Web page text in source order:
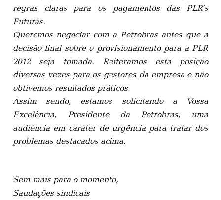
regras claras para os pagamentos das PLR’s
Futuras.
Queremos negociar com a Petrobras antes que a
decisão final sobre o provisionamento para a PLR
2012 seja tomada. Reiteramos esta posição
diversas vezes para os gestores da empresa e não
obtivemos resultados práticos.
Assim sendo, estamos solicitando a Vossa
Excelência, Presidente da Petrobras, uma
audiência em caráter de urgência para tratar dos
problemas destacados acima.
Sem mais para o momento,
Saudações sindicais